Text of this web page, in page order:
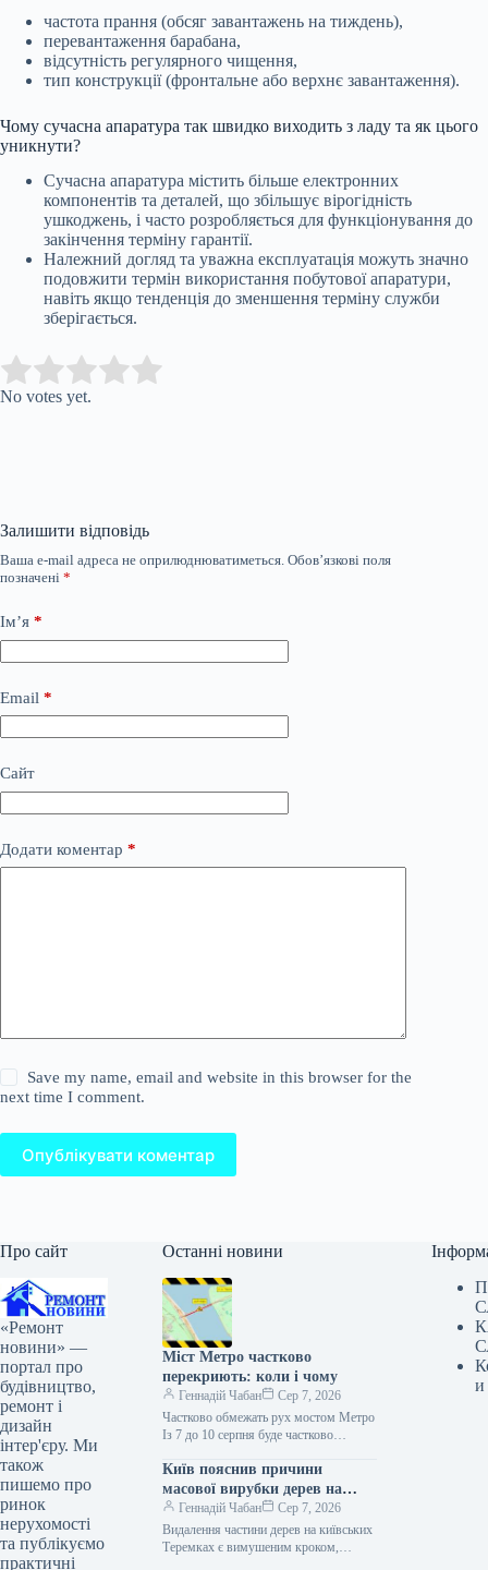
частота прання (обсяг завантажень на тиждень),
перевантаження барабана,
відсутність регулярного чищення,
тип конструкції (фронтальне або верхнє завантаження).
Чому сучасна апаратура так швидко виходить з ладу та як цього
уникнути?
Сучасна апаратура містить більше електронних
компонентів та деталей, що збільшує вірогідність
ушкоджень, і часто розробляється для функціонування до
закінчення терміну гарантії.
Належний догляд та уважна експлуатація можуть значно
подовжити термін використання побутової апаратури,
навіть якщо тенденція до зменшення терміну служби
зберігається.
Rate this item:
No votes yet.
Залишити відповідь
Ваша e-mail адреса не оприлюднюватиметься. Обов’язкові поля
позначені *
Ім’я *
Email *
Сайт
Додати коментар *
Save my name, email and website in this browser for the
next time I comment.
Опублікувати коментар
Про сайт
«Ремонт
новини» —
портал про
будівництво,
ремонт і
дизайн
інтер'єру. Ми
також
пишемо про
ринок
нерухомості
та публікуємо
практичні
Останні новини
Міст Метро частково
перекриють: коли і чому
Геннадій Чабан
Сер 7, 2026
Частково обмежать рух мостом Метро
Із 7 до 10 серпня буде частково
Про…
Київ пояснив причини
масової вирубки дерев на
Теремках
Геннадій Чабан
Сер 7, 2026
Видалення частини дерев на київських
Теремках є вимушеним кроком,
и